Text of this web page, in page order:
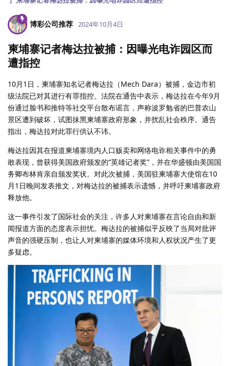
博彩公司推荐 2024年10月4日
柬埔寨记者梅达拉被捕：因曝光电诈园区而
遭指控
10月1日，柬埔寨知名记者梅达拉（Mech Dara）被捕，金边市初
级法院已对其进行有罪指控。法院在通告中表示，梅达拉在今年9月
份通过脸书和推特等社交平台散布谣言，声称波罗勉省的巴普农山
景区遭到破坏，试图抹黑柬埔寨政府形象，并扰乱社会秩序。通告
指出，梅达拉对此罪行供认不讳。
梅达拉因其在报道柬埔寨境内人口贩卖和网络电诈相关事件中的勇
敢表现，曾获得美国政府颁发的“英雄记者奖”，并在华盛顿由美国国
务卿布林肯亲自颁发奖状。对此次被捕，美国驻柬埔寨大使馆在10
月1日晚间发表推文，对梅达拉的被捕表示遗憾，并呼吁柬埔寨政府
释放他。
这一事件引发了国际社会的关注，许多人对柬埔寨在言论自由和新
闻报道方面的态度表示担忧。梅达拉的被捕似乎反映了当局对批评
声音的强硬压制，也让人对柬埔寨的媒体环境和人权状况产生了更
多疑虑。